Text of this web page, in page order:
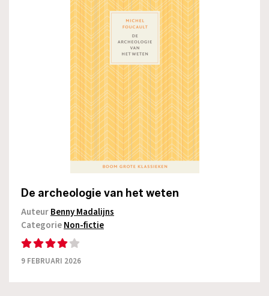
De archeologie van het weten
AuteurBenny Madalijns
CategorieNon-fictie
9 FEBRUARI 2026